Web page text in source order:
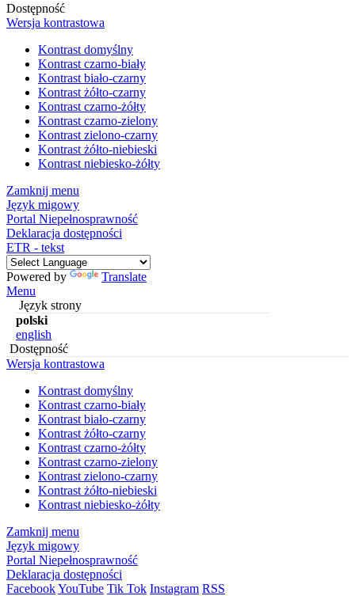
Dostępność
Wersja kontrastowa
Kontrast domyślny
Kontrast czarno-biały
Kontrast biało-czarny
Kontrast żółto-czarny
Kontrast czarno-żółty
Kontrast czarno-zielony
Kontrast zielono-czarny
Kontrast żółto-niebieski
Kontrast niebiesko-żółty
Zamknij menu
Język migowy
Portal Niepełnosprawność
Deklaracja dostępności
ETR - tekst
Powered by
Translate
Menu
Język strony
polski
english
Dostępność
Wersja kontrastowa
Kontrast domyślny
Kontrast czarno-biały
Kontrast biało-czarny
Kontrast żółto-czarny
Kontrast czarno-żółty
Kontrast czarno-zielony
Kontrast zielono-czarny
Kontrast żółto-niebieski
Kontrast niebiesko-żółty
Zamknij menu
Język migowy
Portal Niepełnosprawność
Deklaracja dostępności
FacebookYouTube Tik Tok Instagram RSS